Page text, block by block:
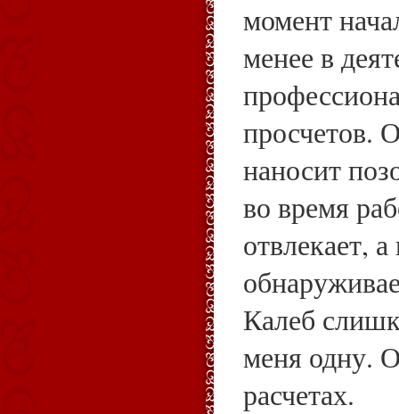
момент
менее в
просчетов.
наносит
во время
отвлекает,
Калеб
меня одну.
расчетах.